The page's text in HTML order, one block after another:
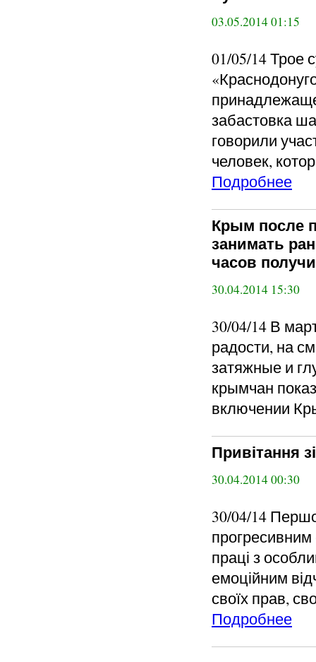
03.05.2014 01:15
01/05/14 Трое
забастовка
говорили
человек,
Подробнее
Крым после
занимать
часов
30.04.2014 15:30
30/04/14 В
радости, на
затяжные и
крымчан
включении
Привітання
30.04.2014 00:30
30/04/14
праці з
емоційним
своїх прав,
Подробнее